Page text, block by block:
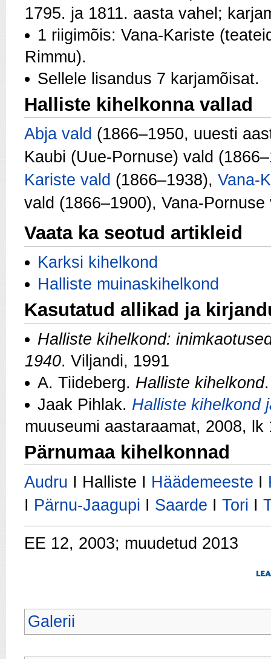
1795. ja 1811. aasta vahel;
1 riigimõis: Vana-Kariste
Rimmu).
Sellele lisandus 7 karjamõisat.
Halliste kihelkonna vallad
Abja vald (1866–1950, uuesti
Kaubi (Uue-Pornuse) vald
Kariste vald (1866–1938), Vana-
vald (1866–1900), Vana-
Vaata ka seotud artikleid
Karksi kihelkond
Halliste muinaskihelkond
Kasutatud allikad ja
Halliste kihelkond:
1940. Viljandi, 1991
A. Tiideberg. Halliste kihelkond
Jaak Pihlak. Halliste kihelkond
muuseumi aastaraamat, 2008, lk
Pärnumaa kihelkonnad
Audru I Halliste I Häädemeeste I
I Pärnu-Jaagupi I Saarde I Tori I
EE 12, 2003; muudetud 2013
Galerii